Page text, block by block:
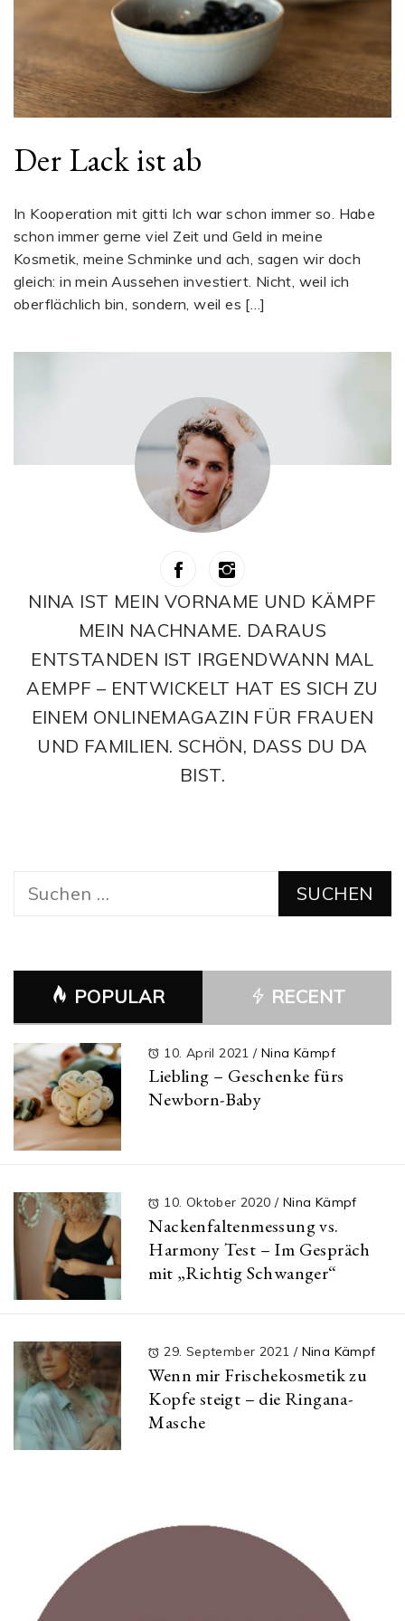
Der Lack ist ab
In Kooperation mit gitti Ich war schon immer so. Habe
schon immer gerne viel Zeit und Geld in meine
Kosmetik, meine Schminke und ach, sagen wir doch
gleich: in mein Aussehen investiert. Nicht, weil ich
oberflächlich bin, sondern, weil es […]
NINA IST MEIN VORNAME UND KÄMPF
MEIN NACHNAME. DARAUS
ENTSTANDEN IST IRGENDWANN MAL
AEMPF – ENTWICKELT HAT ES SICH ZU
EINEM ONLINEMAGAZIN FÜR FRAUEN
UND FAMILIEN. SCHÖN, DASS DU DA
BIST.
Suchen
POPULAR RECENT
10. April 2021/ Nina Kämpf
Liebling – Geschenke fürs
Newborn-Baby
10. Oktober 2020 / Nina Kämpf
Nackenfaltenmessung vs.
Harmony Test – Im Gespräch
mit „Richtig Schwanger“
29. September 2021 / Nina Kämpf
Wenn mir Frischekosmetik zu
Kopfe steigt – die Ringana-
Masche